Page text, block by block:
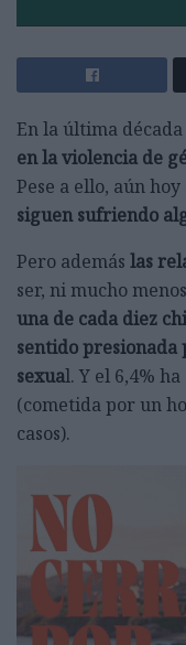
En la última
en la violencia de
Pese a ello, aún hoy
siguen sufriendo
Pero además las
ser, ni mucho
una de cada diez
sentido
sexual. Y el 6,4% ha
(cometida por un
casos).